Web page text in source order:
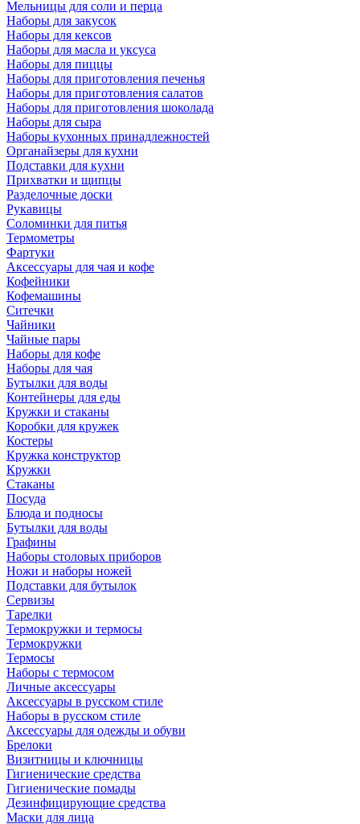
Мельницы для соли и перца
Наборы для закусок
Наборы для кексов
Наборы для масла и уксуса
Наборы для пиццы
Наборы для приготовления печенья
Наборы для приготовления салатов
Наборы для приготовления шоколада
Наборы для сыра
Наборы кухонных принадлежностей
Органайзеры для кухни
Подставки для кухни
Прихватки и щипцы
Разделочные доски
Рукавицы
Соломинки для питья
Термометры
Фартуки
Аксессуары для чая и кофе
Кофейники
Кофемашины
Ситечки
Чайники
Чайные пары
Наборы для кофе
Наборы для чая
Бутылки для воды
Контейнеры для еды
Кружки и стаканы
Коробки для кружек
Костеры
Кружка конструктор
Кружки
Стаканы
Посуда
Блюда и подносы
Бутылки для воды
Графины
Наборы столовых приборов
Ножи и наборы ножей
Подставки для бутылок
Сервизы
Тарелки
Термокружки и термосы
Термокружки
Термосы
Наборы с термосом
Личные аксессуары
Аксессуары в русском стиле
Наборы в русском стиле
Аксессуары для одежды и обуви
Брелоки
Визитницы и ключницы
Гигиенические средства
Гигиенические помады
Дезинфицирующие средства
Маски для лица